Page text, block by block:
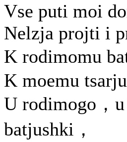
Vse puti moi
Nelzja projti i
K rodimomu
K moemu
U rodimogo，
batjushki，